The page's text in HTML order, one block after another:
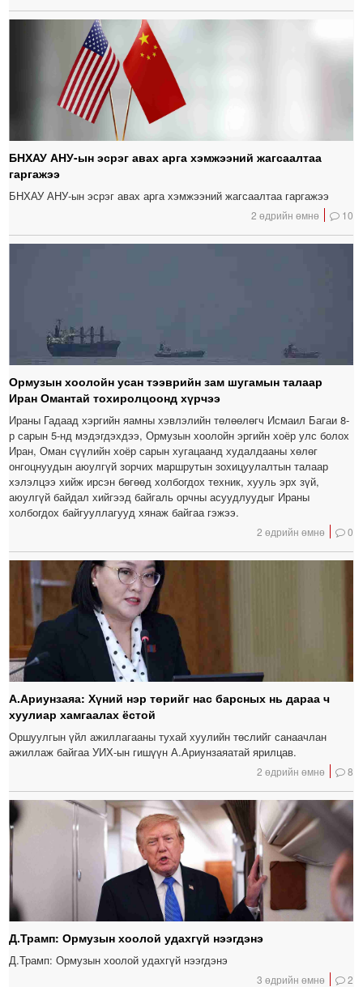
БНХАУ АНУ-ын эсрэг авах арга хэмжээний жагсаалтаа
гаргажээ
БНХАУ АНУ-ын эсрэг авах арга хэмжээний жагсаалтаа гаргажээ
2 өдрийн өмнө 10
Ормузын хоолойн усан тээврийн зам шугамын талаар
Иран Омантай тохиролцоонд хүрчээ
Ираны Гадаад хэргийн яамны хэвлэлийн төлөөлөгч Исмаил Багаи 8-
р сарын 5-нд мэдэгдэхдээ, Ормузын хоолойн эргийн хоёр улс болох
Иран, Оман сүүлийн хоёр сарын хугацаанд худалдааны хөлөг
онгоцнуудын аюулгүй зорчих маршрутын зохицуулалтын талаар
хэлэлцээ хийж ирсэн бөгөөд холбогдох техник, хууль эрх зүй,
аюулгүй байдал хийгээд байгаль орчны асуудлуудыг Ираны
холбогдох байгууллагууд хянаж байгаа гэжээ.
2 өдрийн өмнө 0
А.Ариунзаяа: Хүний нэр төрийг нас барсных нь дараа ч
хуулиар хамгаалах ёстой
Оршуулгын үйл ажиллагааны тухай хуулийн төслийг санаачлан
ажиллаж байгаа УИХ-ын гишүүн А.Ариунзаяатай ярилцав.
2 өдрийн өмнө 8
Д.Трамп: Ормузын хоолой удахгүй нээгдэнэ
Д.Трамп: Ормузын хоолой удахгүй нээгдэнэ
3 өдрийн өмнө 2